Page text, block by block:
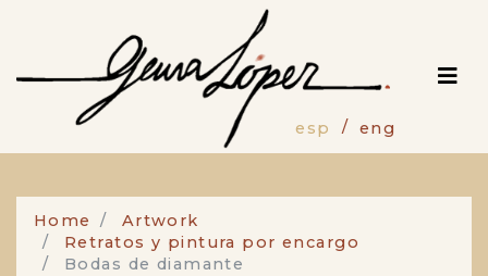
principal
esp eng
Home
Artwork
Retratos y pintura por encargo
Bodas de diamante